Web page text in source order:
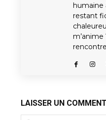
humaine
restant
LAISSER UN